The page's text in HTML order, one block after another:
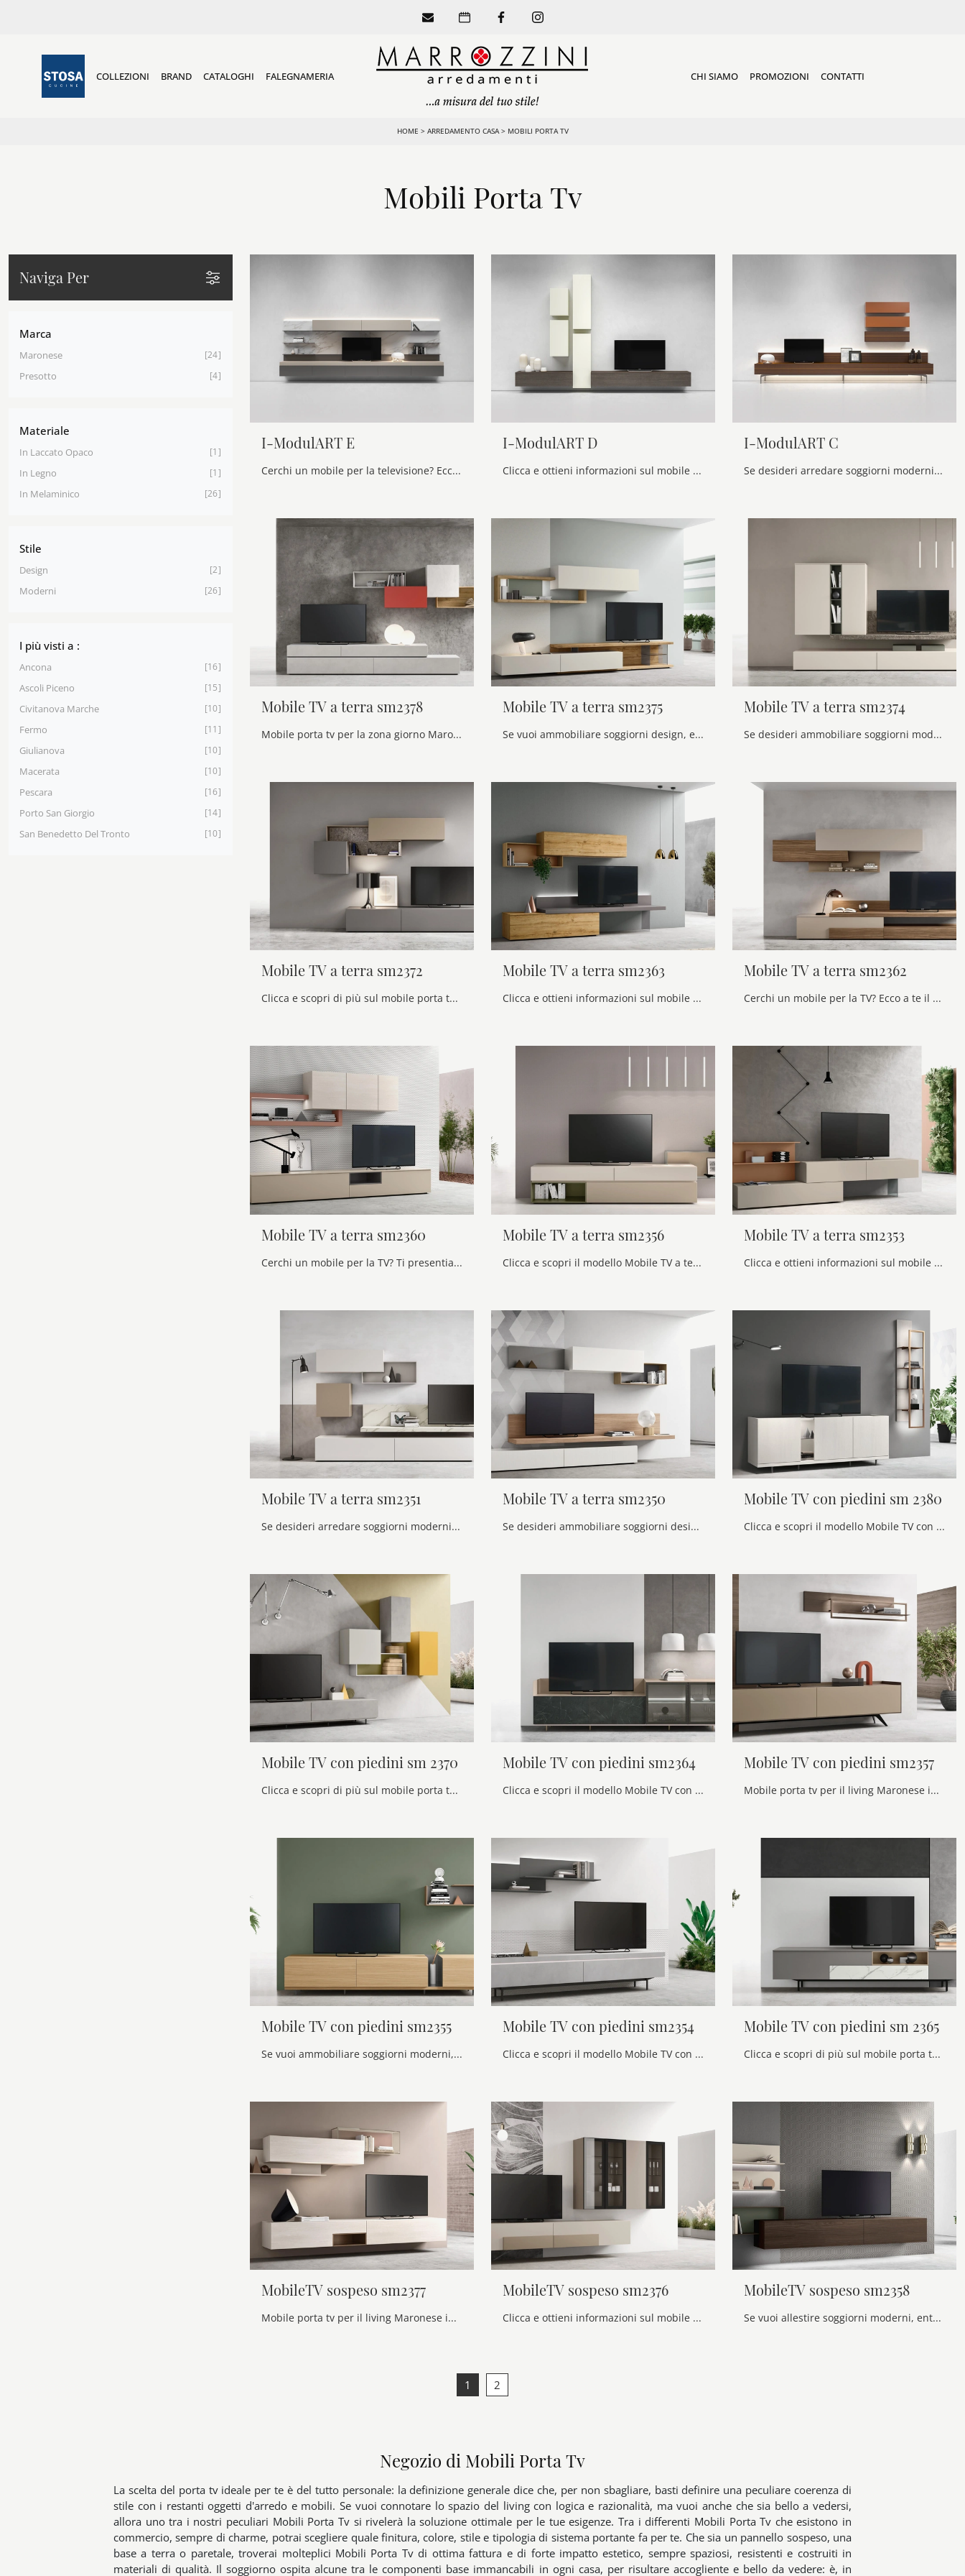
COLLEZIONI BRAND CATALOGHI FALEGNAMERIA CHI SIAMO PROMOZIONI CONTATTI
HOME > ARREDAMENTO CASA > MOBILI PORTA TV
Mobili Porta Tv
Naviga Per
Marca
Maronese 24
Presotto 4
Materiale
In Laccato Opaco 1
In Legno 1
In Melaminico 26
Stile
Design 2
Moderni 26
I più visti a :
Ancona 16
Ascoli Piceno 15
Civitanova Marche 10
Fermo 11
Giulianova 10
Macerata 10
Pescara 16
Porto San Giorgio 14
San Benedetto Del Tronto 10
I-ModulART E
Cerchi un mobile per la televisione? Ecco a te il modello I-ModulART E di Presotto in laccato opaco, ideale per spazi moderni.
I-ModulART D
Clicca e ottieni informazioni sul mobile porta tv I-ModulART D di Presotto: realizzato in melaminico, è la scelta ideale per spazi moderni.
I-ModulART C
Se desideri arredare soggiorni moderni, entra e scopri il mobile porta tv I-ModulART C del brand Presotto, prodotto in melaminico
Mobile TV a terra sm2378
Mobile porta tv per la zona giorno Maronese in melaminico: clicca e ottieni informazioni sul modello Mobile TV a terra sm2378, pensato per spazi ...
Mobile TV a terra sm2375
Se vuoi ammobiliare soggiorni design, entra e scopri il mobile porta tv Mobile TV a terra sm2375 del brand Maronese, prodotto in melaminico
Mobile TV a terra sm2374
Se desideri ammobiliare soggiorni moderni, entra e scopri il mobile porta tv Mobile TV a terra sm2374 della marca Maronese, prodotto in melaminico
Mobile TV a terra sm2372
Clicca e scopri di più sul mobile porta tv Mobile TV a terra sm2372 di Maronese: realizzato in melaminico, è il prodotto perfetto per spazi moderni.
Mobile TV a terra sm2363
Clicca e ottieni informazioni sul mobile porta tv Mobile TV a terra sm2363 di Maronese: realizzato in melaminico, è il prodotto perfetto per spazi ...
Mobile TV a terra sm2362
Cerchi un mobile per la TV? Ecco a te il modello Mobile TV a terra sm2362 di Maronese in melaminico, perfetto per spazi moderni.
Mobile TV a terra sm2360
Cerchi un mobile per la TV? Ti presentiamo il modello Mobile TV a terra sm2360 di Maronese in melaminico, pensato per spazi moderni.
Mobile TV a terra sm2356
Clicca e scopri il modello Mobile TV a terra sm2356 Maronese: questo mobile per la TV in melaminico è tra le più originali soluzioni per il soggiorno.
Mobile TV a terra sm2353
Clicca e ottieni informazioni sul mobile porta tv Mobile TV a terra sm2353 di Maronese: realizzato in melaminico, è il prodotto perfetto per spazi ...
Mobile TV a terra sm2351
Se desideri arredare soggiorni moderni, entra e scopri il mobile porta tv Mobile TV a terra sm2351 del brand Maronese, fatto in melaminico
Mobile TV a terra sm2350
Se desideri ammobiliare soggiorni design, entra e scopri il mobile porta tv Mobile TV a terra sm2350 del marchio Maronese, fatto in melaminico
Mobile TV con piedini sm 2380
Clicca e scopri il modello Mobile TV con piedini sm 2380 Maronese: questo mobile per la televisione in melaminico è tra le più originali soluzioni ...
Mobile TV con piedini sm 2370
Clicca e scopri di più sul mobile porta tv Mobile TV con piedini sm 2370 di Maronese: realizzato in melaminico, è il prodotto perfetto per spazi ...
Mobile TV con piedini sm2364
Clicca e scopri il modello Mobile TV con piedini sm2364 Maronese: questo mobile per la televisione in melaminico è tra le più esclusive soluzioni per ...
Mobile TV con piedini sm2357
Mobile porta tv per il living Maronese in melaminico: clicca e ottieni informazioni sul modello Mobile TV con piedini sm2357, ideale per spazi ...
Mobile TV con piedini sm2355
Se vuoi ammobiliare soggiorni moderni, entra e scopri il mobile porta tv Mobile TV con piedini sm2355 della firma Maronese, prodotto in melaminico
Mobile TV con piedini sm2354
Clicca e scopri il modello Mobile TV con piedini sm2354 Maronese: questo mobile per la TV in melaminico è tra le più belle soluzioni per il living.
Mobile TV con piedini sm 2365
Clicca e scopri di più sul mobile porta tv Mobile TV con piedini sm 2365 di Maronese: realizzato in melaminico, ben si inserisce in spazi moderni.
MobileTV sospeso sm2377
Mobile porta tv per il living Maronese in melaminico: clicca e scopri di più sul modello MobileTV sospeso sm2377, pensato per spazi moderni.
MobileTV sospeso sm2376
Clicca e ottieni informazioni sul mobile porta tv MobileTV sospeso sm2376 di Maronese: realizzato in melaminico, è la scelta ideale per spazi moderni.
MobileTV sospeso sm2358
Se vuoi allestire soggiorni moderni, entra e scopri il mobile porta tv MobileTV sospeso sm2358 del marchio Maronese, realizzato in melaminico
1 2
Negozio di Mobili Porta Tv
La scelta del porta tv ideale per te è del tutto personale: la definizione generale dice che, per non sbagliare, basti definire una peculiare coerenza di
stile con i restanti oggetti d'arredo e mobili. Se vuoi connotare lo spazio del living con logica e razionalità, ma vuoi anche che sia bello a vedersi,
allora uno tra i nostri peculiari Mobili Porta Tv si rivelerà la soluzione ottimale per le tue esigenze. Tra i differenti Mobili Porta Tv che esistono in
commercio, sempre di charme, potrai scegliere quale finitura, colore, stile e tipologia di sistema portante fa per te. Che sia un pannello sospeso, una
base a terra o paretale, troverai molteplici Mobili Porta Tv di ottima fattura e di forte impatto estetico, sempre spaziosi, resistenti e costruiti in
materiali di qualità. Il soggiorno ospita alcune tra le componenti base immancabili in ogni casa, per risultare accogliente e bello da vedere: è, in